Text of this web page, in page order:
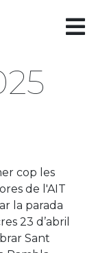
cop les
de l'AIT
la parada
23 d’abril
Sant